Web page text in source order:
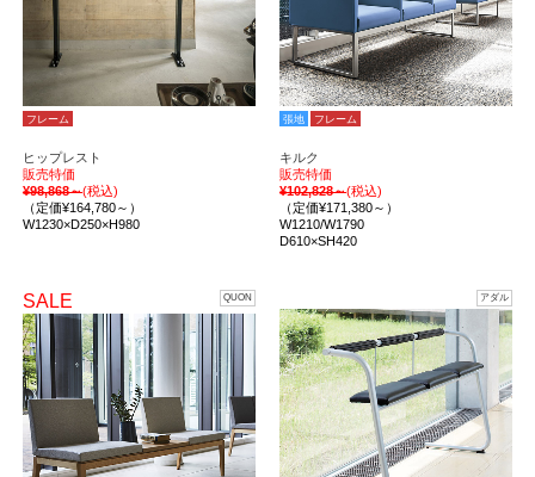
フレーム
ヒップレスト
販売特価
¥98,868～(税込)
（定価¥164,780～）
W1230×D250×H980
張地 フレーム
キルク
販売特価
¥102,828～(税込)
（定価¥171,380～）
W1210/W1790
D610×SH420
SALE QUON アダル